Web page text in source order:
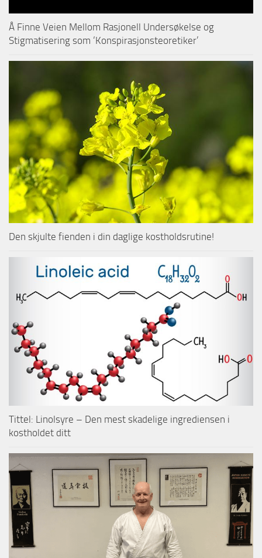
Å Finne Veien Mellom Rasjonell Undersøkelse og
Stigmatisering som ‘Konspirasjonsteoretiker’
Den skjulte fienden i din daglige kostholdsrutine!
Tittel: Linolsyre – Den mest skadelige ingrediensen i
kostholdet ditt